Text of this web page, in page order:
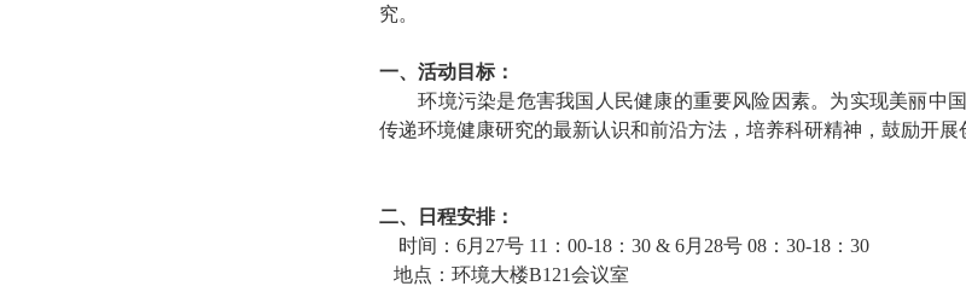
究。
一、 活动目标：
环境污染是危害我国人民健康的重要风险因素。为实现美丽中
传递环境健康研究的最新认识和前沿方法， 培养科研精神， 鼓励开展
二、 日程安排 ：
时间：6月27号 11 ：00-18 ： 30 & 6月28号 08 ：30-18 ： 30
地点：环境大楼B121会议室